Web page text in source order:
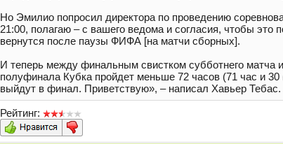
Но Эмилио попросил директора по проведению
21:00, полагаю – с вашего ведома и согласия, чтобы это
вернутся после паузы ФИФА [на матчи сборных].
И теперь между финальным свистком субботнего матча
полуфинала Кубка пройдет меньше 72 часов (71 час и 30
выйдут в финал. Приветствую», – написал Хавьер Тебас.
Рейтинг: